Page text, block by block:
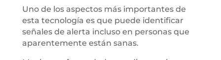
Uno de los aspectos más importantes de
esta tecnología es que puede identificar
señales de alerta incluso en personas que
aparentemente están sanas.